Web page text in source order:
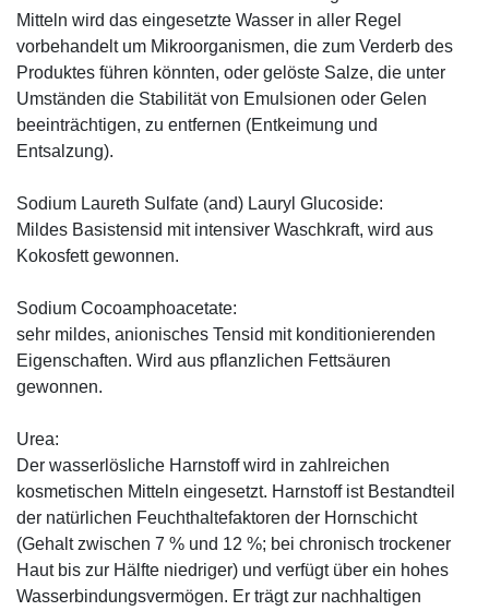
Mitteln wird das eingesetzte Wasser in aller Regel
vorbehandelt um Mikroorganismen, die zum Verderb des
Produktes führen könnten, oder gelöste Salze, die unter
Umständen die Stabilität von Emulsionen oder Gelen
beeinträchtigen, zu entfernen (Entkeimung und
Entsalzung).
Sodium Laureth Sulfate (and) Lauryl Glucoside:
Mildes Basistensid mit intensiver Waschkraft, wird aus
Kokosfett gewonnen.
Sodium Cocoamphoacetate:
sehr mildes, anionisches Tensid mit konditionierenden
Eigenschaften. Wird aus pflanzlichen Fettsäuren
gewonnen.
Urea:
Der wasserlösliche Harnstoff wird in zahlreichen
kosmetischen Mitteln eingesetzt. Harnstoff ist Bestandteil
der natürlichen Feuchthaltefaktoren der Hornschicht
(Gehalt zwischen 7 % und 12 %; bei chronisch trockener
Haut bis zur Hälfte niedriger) und verfügt über ein hohes
Wasserbindungsvermögen. Er trägt zur nachhaltigen